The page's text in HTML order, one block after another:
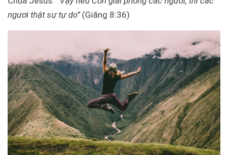
ngươi thật sự tự do” (Giăng 8:36)